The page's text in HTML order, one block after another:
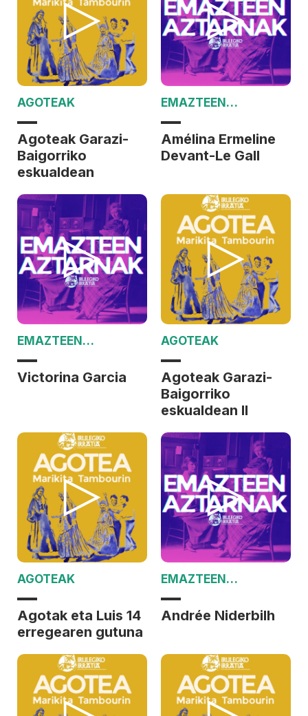
AGOTEAK
Agoteak Garazi-
Baigorriko
eskualdean
EMAZTEEN
AZTARNAK
Amélina Ermeline
Devant-Le Gall
EMAZTEEN
AZTARNAK
Victorina Garcia
AGOTEAK
Agoteak Garazi-
Baigorriko
eskualdean II
AGOTEAK
Agotak eta Luis 14
erregearen gutuna
EMAZTEEN
AZTARNAK
Andrée Niderbilh